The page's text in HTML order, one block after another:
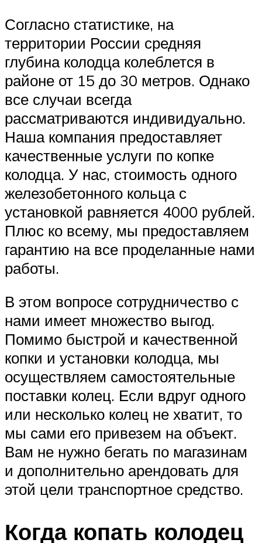
Согласно статистике, на
территории России средняя
глубина колодца колеблется в
районе от 15 до 30 метров. Однако
все случаи всегда
рассматриваются индивидуально.
Наша компания предоставляет
качественные услуги по копке
колодца. У нас, стоимость одного
железобетонного кольца с
установкой равняется 4000 рублей.
Плюс ко всему, мы предоставляем
гарантию на все проделанные нами
работы.
В этом вопросе сотрудничество с
нами имеет множество выгод.
Помимо быстрой и качественной
копки и установки колодца, мы
осуществляем самостоятельные
поставки колец. Если вдруг одного
или несколько колец не хватит, то
мы сами его привезем на объект.
Вам не нужно бегать по магазинам
и дополнительно арендовать для
этой цели транспортное средство.
Когда копать колодец